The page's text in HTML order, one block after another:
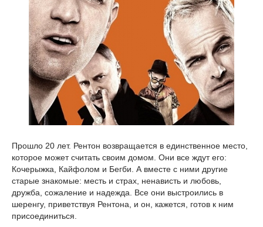
Прошло 20 лет. Рентон возвращается в единственное место,
которое может считать своим домом. Они все ждут его:
Кочерыжка, Кайфолом и Бегби. А вместе с ними другие
старые знакомые: месть и страх, ненависть и любовь,
дружба, сожаление и надежда. Все они выстроились в
шеренгу, приветствуя Рентона, и он, кажется, готов к ним
присоединиться.